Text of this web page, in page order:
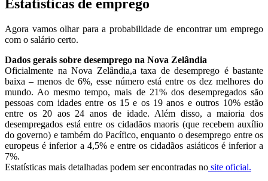
Estatísticas de emprego
Agora vamos olhar para a probabilidade de encontrar um emprego
com o salário certo.
Dados gerais sobre desemprego na Nova Zelândia
Oficialmente na Nova Zelândia,a taxa de desemprego é bastante
baixa – menos de 6%, esse número está entre os dez melhores do
mundo. Ao mesmo tempo, mais de 21% dos desempregados são
pessoas com idades entre os 15 e os 19 anos e outros 10% estão
entre os 20 aos 24 anos de idade. Além disso, a maioria dos
desempregados está entre os cidadãos maoris (que recebem auxílio
do governo) e também do Pacífico, enquanto o desemprego entre os
europeus é inferior a 4,5% e entre os cidadãos asiáticos é inferior a
7%.
Estatísticas mais detalhadas podem ser encontradas no site oficial.